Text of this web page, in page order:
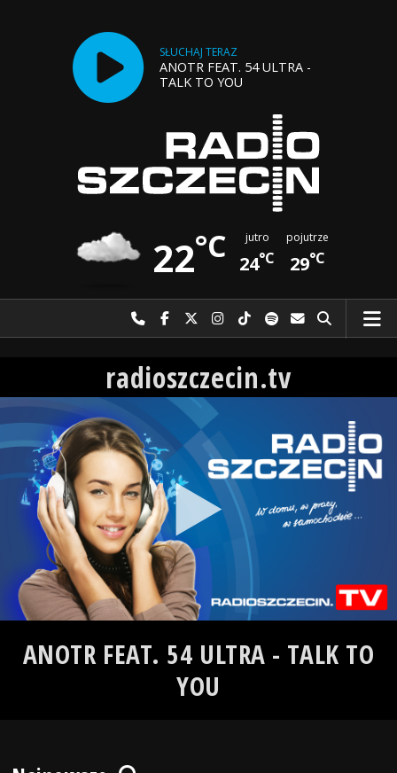
SŁUCHAJ TERAZ
ANOTR FEAT. 54 ULTRA -
TALK TO YOU
22°C jutro
24°C
pojutrze
29°C
Najlepiej po prostu do nas zadzwoń
Odwiedź nas na Facebook-u
Odwiedź nas na X
Odwiedź nas na Instagram-ie
Odwiedź nas na TikTok-u
Szukaj nas na Spotify
Wyślij do nas
Szukaj
radioszczecin.tv
ANOTR FEAT. 54 ULTRA - TALK TO
YOU